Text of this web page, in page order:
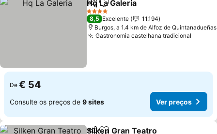
PartilharAdicionar aos favoritos
Hq La Galeria
4 Estrelas
8,5 Excelente
11.194
Burgos, a 1.4 km de Alfoz de Quintanadueñas
Gastronomia castelhana tradicional
De € 54
Consulte os preços de 9 sites Ver preços
Silken Gran Teatro